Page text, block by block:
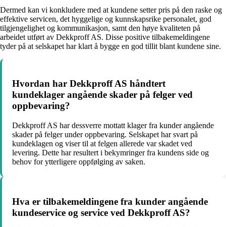
Dermed kan vi konkludere med at kundene setter pris på den raske og
effektive servicen, det hyggelige og kunnskapsrike personalet, god
tilgjengelighet og kommunikasjon, samt den høye kvaliteten på
arbeidet utført av Dekkproff AS. Disse positive tilbakemeldingene
tyder på at selskapet har klart å bygge en god tillit blant kundene sine.
Hvordan har Dekkproff AS håndtert
kundeklager angående skader på felger ved
oppbevaring?
Dekkproff AS har dessverre mottatt klager fra kunder angående
skader på felger under oppbevaring. Selskapet har svart på
kundeklagen og viser til at felgen allerede var skadet ved
levering. Dette har resultert i bekymringer fra kundens side og
behov for ytterligere oppfølging av saken.
Hva er tilbakemeldingene fra kunder angående
kundeservice og service ved Dekkproff AS?